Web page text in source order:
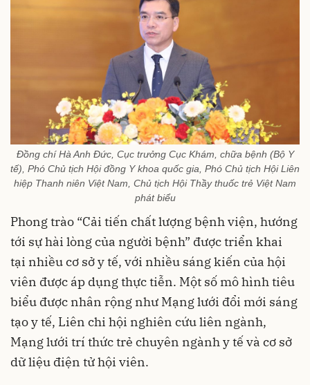
Đồng chí Hà Anh Đức, Cục trưởng Cục Khám, chữa bệnh (Bộ Y
tế), Phó Chủ tịch Hội đồng Y khoa quốc gia, Phó Chủ tịch Hội Liên
hiệp Thanh niên Việt Nam, Chủ tịch Hội Thầy thuốc trẻ Việt Nam
phát biểu
Phong trào “Cải tiến chất lượng bệnh viện, hướng
tới sự hài lòng của người bệnh” được triển khai
tại nhiều cơ sở y tế, với nhiều sáng kiến của hội
viên được áp dụng thực tiễn. Một số mô hình tiêu
biểu được nhân rộng như Mạng lưới đổi mới sáng
tạo y tế, Liên chi hội nghiên cứu liên ngành,
Mạng lưới trí thức trẻ chuyên ngành y tế và cơ sở
dữ liệu điện tử hội viên.